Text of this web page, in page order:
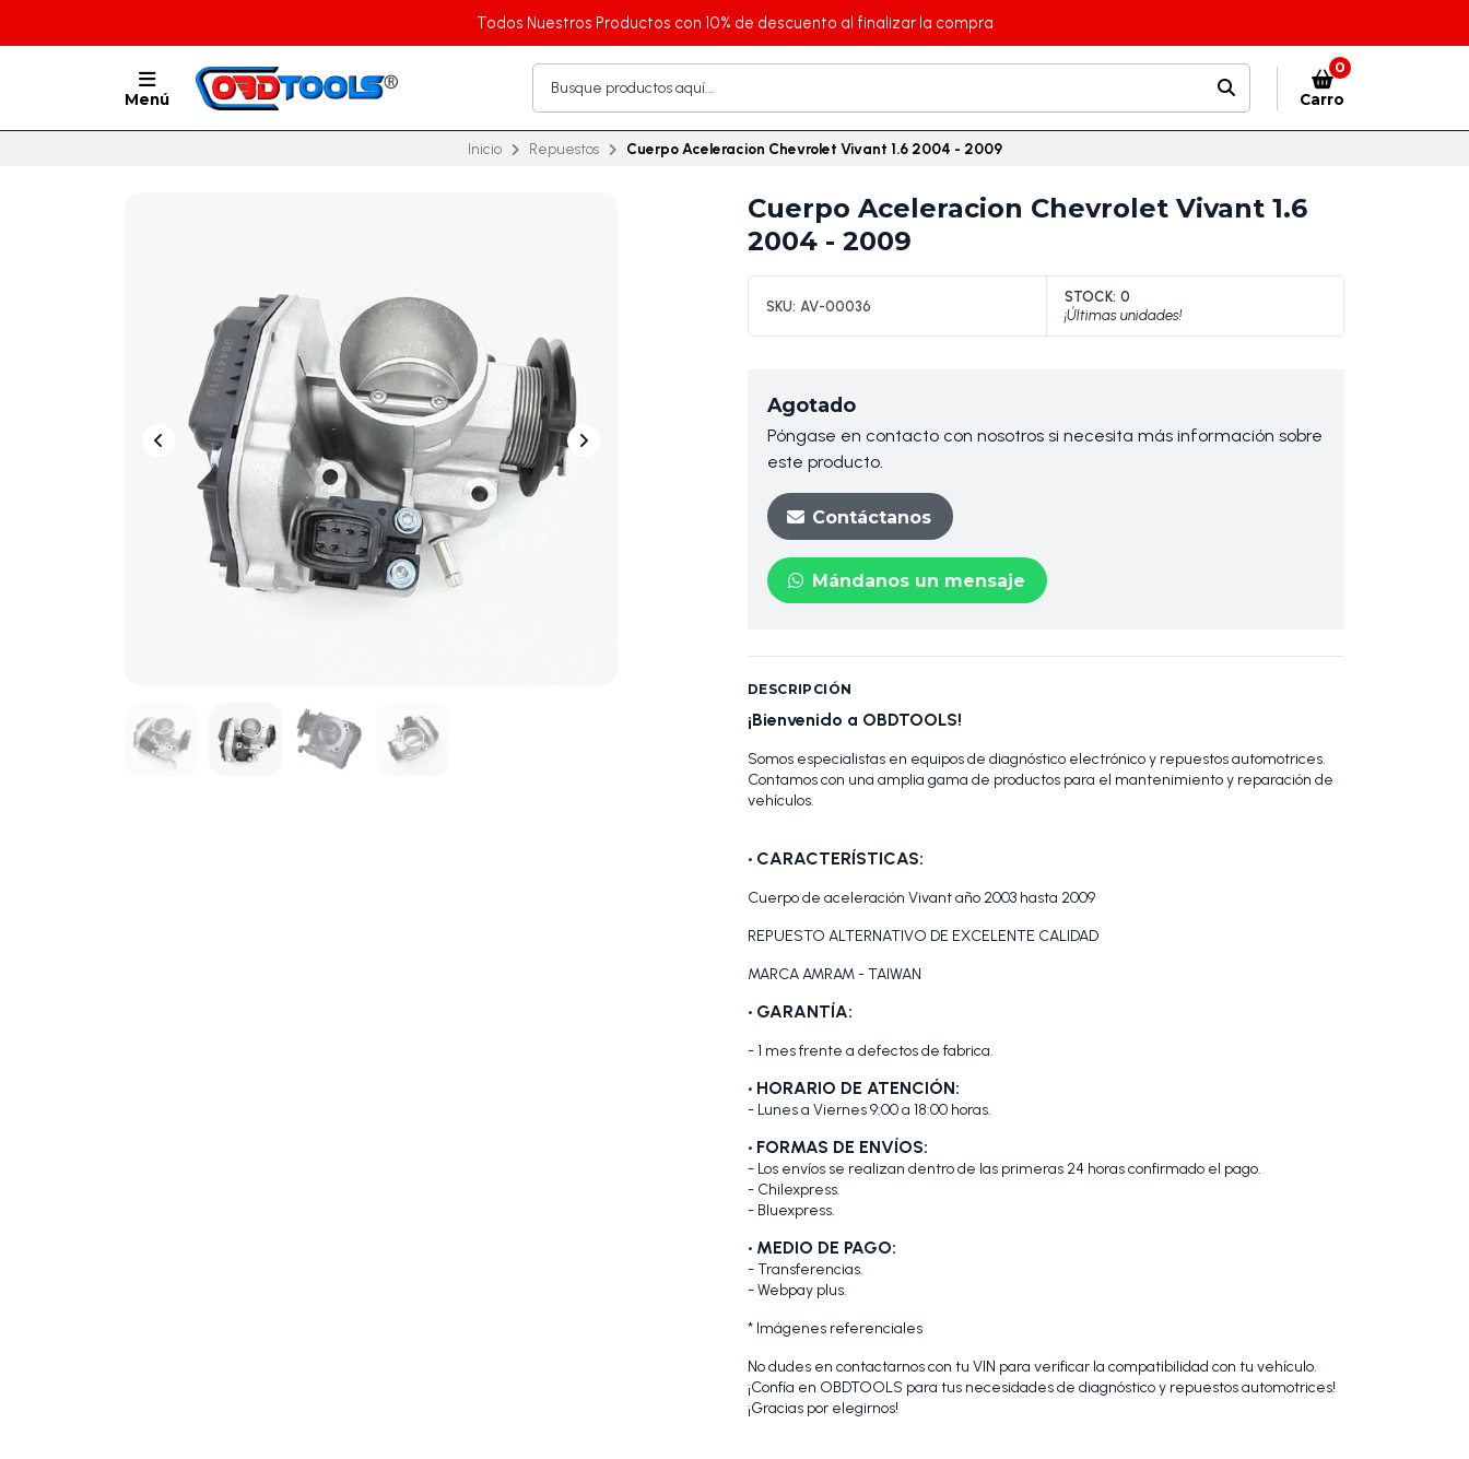
Todos Nuestros Productos con 10% de descuento al finalizar la compra
Menú
0
Carro
Inicio Repuestos Cuerpo Aceleracion Chevrolet Vivant 1.6 2004 - 2009
Cuerpo Aceleracion Chevrolet Vivant 1.6
2004 - 2009
SKU: AV-00036
STOCK: 0
¡Últimas unidades!
Agotado
Póngase en contacto con nosotros si necesita más información sobre
este producto.
Contáctanos
Mándanos un mensaje
DESCRIPCIÓN
¡Bienvenido a OBDTOOLS!
Somos especialistas en equipos de diagnóstico electrónico y repuestos automotrices.
Contamos con una amplia gama de productos para el mantenimiento y reparación de
vehículos.
• CARACTERÍSTICAS:
Cuerpo de aceleración Vivant año 2003 hasta 2009
REPUESTO ALTERNATIVO DE EXCELENTE CALIDAD
MARCA AMRAM - TAIWAN
• GARANTÍA:
- 1 mes frente a defectos de fabrica.
• HORARIO DE ATENCIÓN:
- Lunes a Viernes 9:00 a 18:00 horas.
• FORMAS DE ENVÍOS:
- Los envíos se realizan dentro de las primeras 24 horas confirmado el pago.
- Chilexpress.
- Bluexpress.
• MEDIO DE PAGO:
- Transferencias.
- Webpay plus.
* Imágenes referenciales
No dudes en contactarnos con tu VIN para verificar la compatibilidad con tu vehículo.
¡Confía en OBDTOOLS para tus necesidades de diagnóstico y repuestos automotrices!
¡Gracias por elegirnos!